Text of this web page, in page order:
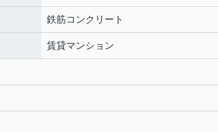
鉄筋コンクリート
賃貸マンション